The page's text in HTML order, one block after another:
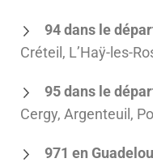
94 dans le
Créteil, L’Haÿ-les-
95 dans le
Cergy, Argenteuil,
971 en